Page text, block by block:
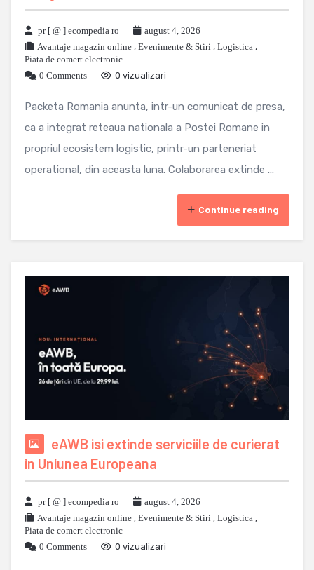
pr [ @ ] ecompedia ro
august 4, 2026
Avantaje magazin online , Evenimente & Stiri , Logistica ,
Piata de comert electronic
0 Comments
0 vizualizari
Packeta Romania anunta, intr-un comunicat de presa,
ca a integrat reteaua nationala a Postei Romane in
propriul ecosistem logistic, printr-un parteneriat
operational, din aceasta luna. Colaborarea extinde ...
Continue reading
eAWB isi extinde serviciile de curierat
in Uniunea Europeana
pr [ @ ] ecompedia ro
august 4, 2026
Avantaje magazin online , Evenimente & Stiri , Logistica ,
Piata de comert electronic
0 Comments
0 vizualizari